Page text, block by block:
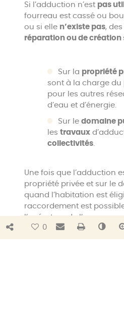
Bouton de partage
0 Envoyer par
Si l’adduction n’est pas
fourreau est cassé ou
ou si elle n’existe pas,
réparation ou de création
Sur la propriété
sont à la charge du
pour les autres
d’eau et d’énergie.
Sur le domaine
les travaux
collectivités.
Une fois que l’adduction
propriété privée et sur le
quand l’habitation est
raccordement est
l’opérateur de l’usager
abonnement à la fibre.